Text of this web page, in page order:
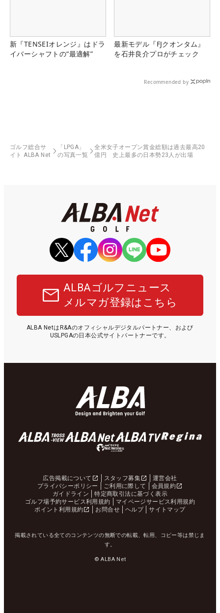
新『TENSEIオレンジ』はドラ
イバーシャフトの“最適解”
最新モデル『FJクオンタム』
を石井良介プロがチェック
Recommended by
ゴルフ総合サ
イト ALBA Net
「LPGA」
の写真一覧
全米女子オープン賞金総額は過去最高20
億円 史上最多の日本勢23人が出場
ALBAゴルフニュース
メルマガ登録はこちら
ALBA NetはR&Aのオフィシャルデジタルパートナー、および
USLPGAの日本公式サイトパートナーです。
広告掲載について スタッフ募集
運営会社
プライバシーポリシー
ご利用に際して
会員規約
ガイドライン
特定商取引法に基づく表示
ゴルフ場予約サービス利用規約
マイページサービス利用規約
ポイント利用規約
お問合せ ヘルプ サイトマップ
掲載されている全てのコンテンツの無断での転載、転用、コピー等は禁じま
す。
© ALBA Net